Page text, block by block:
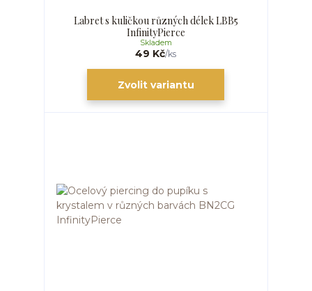
Labret s kuličkou různých délek LBB5
InfinityPierce
49 Kč/ks
Skladem
Zvolit variantu